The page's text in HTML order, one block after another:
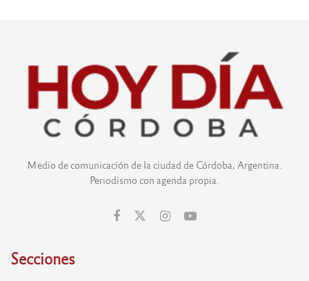
Medio de comunicación de la ciudad de Córdoba, Argentina.
Periodismo con agenda propia.
Secciones